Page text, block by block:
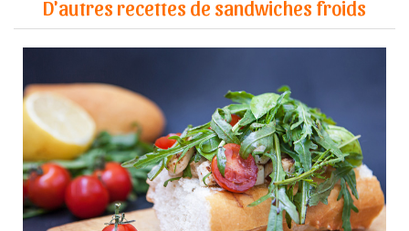
D'autres recettes de sandwiches froids